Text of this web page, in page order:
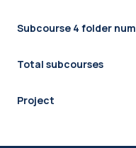
Subcourse 4 folder
Total subcourses
Project